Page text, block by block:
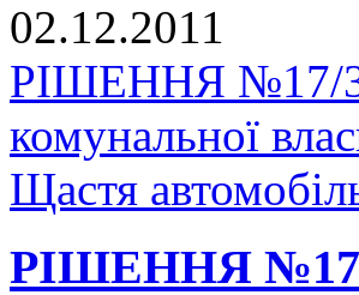
02.12.2011
РІШЕННЯ №17/3
комунальної
Щастя
РІШЕННЯ №17/2